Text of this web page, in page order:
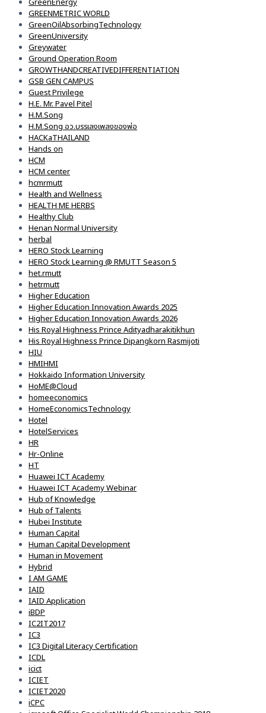
GREENMETRIC WORLD
GreenOilAbsorbingTechnology
GreenUniversity
Greywater
Ground Operation Room
GROWTHANDCREATIVEDIFFERENTIATION
GSB GEN CAMPUS
Guest Privilege
H.E. Mr. Pavel Pitel
H.M.Song
H.M.Song อว.บรรเลงเพลงของพ่อ
HACKaTHAILAND
Hands on
HCM
HCM center
hcmrmutt
Health and Wellness
HEALTH ME HERBS
Healthy Club
Henan Normal University
herbal
HERO Stock Learning
HERO Stock Learning @ RMUTT Season 5
het.rmutt
hetrmutt
Higher Education
Higher Education Innovation Awards 2025
Higher Education Innovation Awards 2026
His Royal Highness Prince Adityadharakitikhun
His Royal Highness Prince Dipangkorn Rasmijoti
HIU
HMIHMI
Hokkaido Information University
HoME@Cloud
homeeconomics
HomeEconomicsTechnology
Hotel
HotelServices
HR
Hr-Online
HT
Huawei ICT Academy
Huawei ICT Academy Webinar
Hub of Knowledge
Hub of Talents
Hubei Institute
Human Capital
Human Capital Development
Human in Movement
Hybrid
I AM GAME
IAID
IAID Application
iBDP
IC2IT2017
IC3
IC3 Digital Literacy Certification
ICDL
icict
ICIET
ICIET2020
iCPC